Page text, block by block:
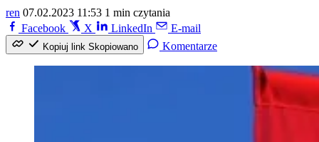
ren 07.02.2023 11:53 1 min czytania
Facebook
X LinkedIn E-mail
Kopiuj link Skopiowano Komentarze